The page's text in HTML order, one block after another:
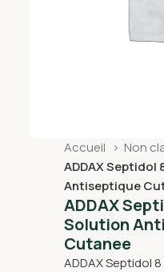
Accueil
Non
ADDAX Septidol
Antiseptique
ADDAX
Solution
Cutanee
ADDAX Septidol